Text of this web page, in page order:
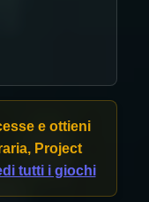
e ottieni
Project
tutti i giochi